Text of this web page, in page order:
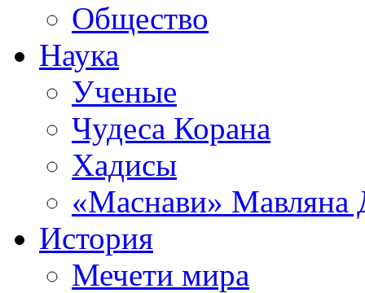
Общество
Наука
Ученые
Чудеса Корана
Хадисы
«Маснави» Мавляна
История
Мечети мира